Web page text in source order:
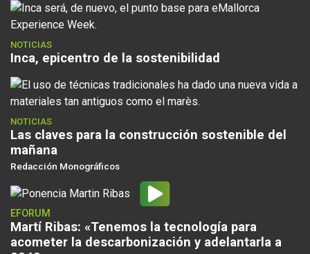
NOTICIAS
Inca, epicentro de la sostenibilidad
NOTICIAS
Las claves para la construcción sostenible del
mañana
Redacción Monográficos
EFORUM
Martí Ribas: «Tenemos la tecnología para
acometer la descarbonización y adelantarla a